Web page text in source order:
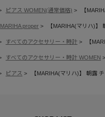
ピアス WOMEN(通常価格) 【
MARIHA proper 【MARIHA(マリハ)】
すべてのアクセサリー・時計 【
すべてのアクセサリー・時計 WOMEN
ピアス 【MARIHA(マリハ)】 朝露